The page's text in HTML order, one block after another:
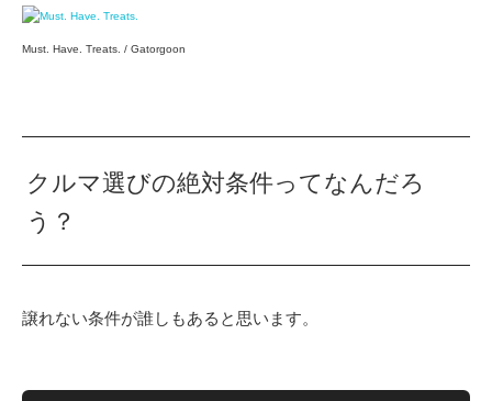
Must. Have. Treats. / Gatorgoon
クルマ選びの絶対条件ってなんだろ
う？
譲れない条件が誰しもあると思います。